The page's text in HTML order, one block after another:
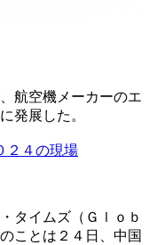
航空機メーカーのエ
発展した。
２４の現場
タイムズ（Ｇｌｏｂ
ことは２４日、中国